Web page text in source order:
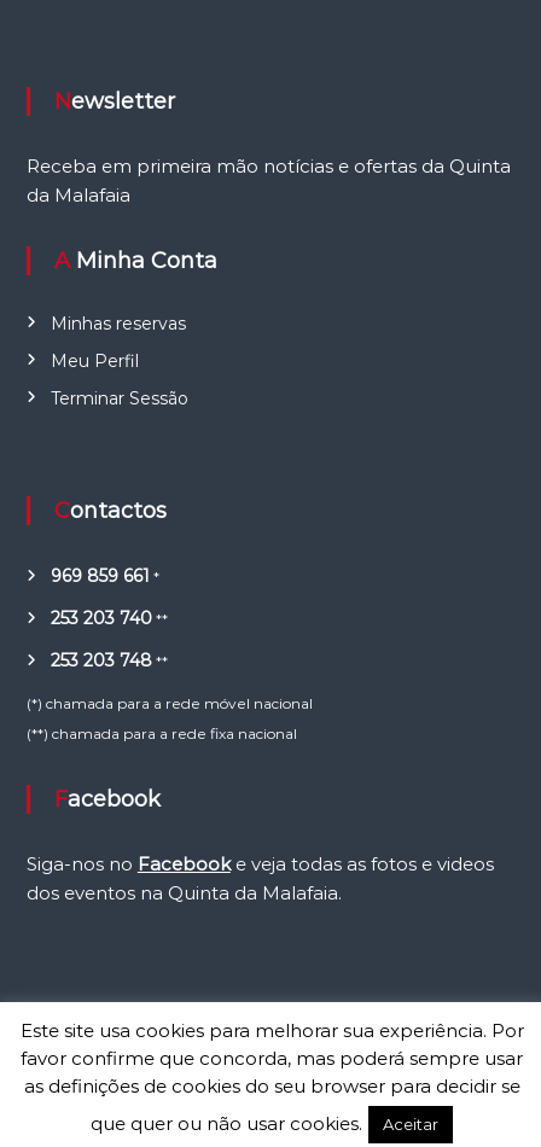
Newsletter
Receba em primeira mão notícias e ofertas da Quinta
da Malafaia
A Minha Conta
Minhas reservas
Meu Perfil
Terminar Sessão
Contactos
969 859 661 *
253 203 740**
253 203 748**
(*) chamada para a rede móvel nacional
(**) chamada para a rede fixa nacional
Facebook
Siga-nos no Facebooke veja todas as fotos e videos
dos eventos na Quinta da Malafaia.
Copyright © 2026MalafaiaTodos os direitos reservados. Website by
Contacto Visual
Política de Privacidade
Condições de Reservas
Este site usa cookies para melhorar sua experiência. Por
favor confirme que concorda, mas poderá sempre usar
as definições de cookies do seu browser para decidir se
que quer ou não usar cookies.
Aceitar